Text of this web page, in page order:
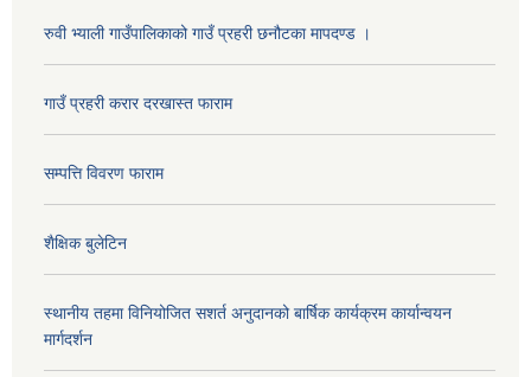
रुवी भ्याली गाउँपालिकाको गाउँ प्रहरी छनौटका मापदण्ड ।
गाउँ प्रहरी करार दरखास्त फाराम
सम्पत्ति विवरण फाराम
शैक्षिक बुलेटिन
स्थानीय तहमा विनियोजित सशर्त अनुदानको बार्षिक कार्यक्रम कार्यान्वयन
मार्गदर्शन